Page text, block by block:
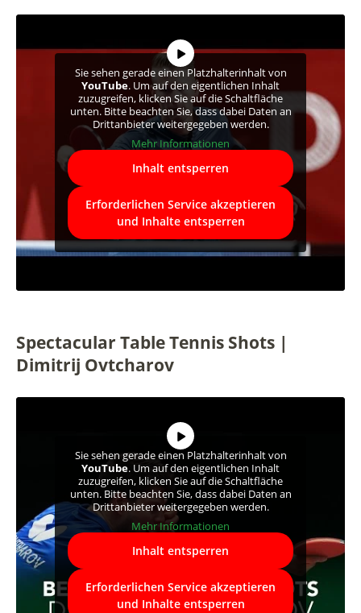
Sie sehen gerade einen Platzhalterinhalt von
YouTube. Um auf den eigentlichen Inhalt
zuzugreifen, klicken Sie auf die Schaltfläche
unten. Bitte beachten Sie, dass dabei Daten an
Drittanbieter weitergegeben werden.
Mehr Informationen
Inhalt entsperren
Erforderlichen Service akzeptieren
und Inhalte entsperren
Spectacular Table Tennis Shots |
Dimitrij Ovtcharov
Sie sehen gerade einen Platzhalterinhalt von
YouTube. Um auf den eigentlichen Inhalt
zuzugreifen, klicken Sie auf die Schaltfläche
unten. Bitte beachten Sie, dass dabei Daten an
Drittanbieter weitergegeben werden.
Mehr Informationen
Inhalt entsperren
Erforderlichen Service akzeptieren
und Inhalte entsperren